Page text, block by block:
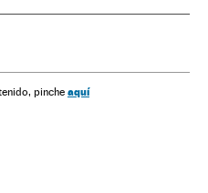
mundial
pinche aquí